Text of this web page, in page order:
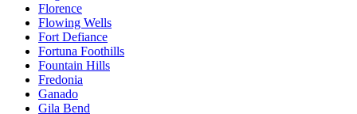
Florence
Flowing Wells
Fort Defiance
Fortuna Foothills
Fountain Hills
Fredonia
Ganado
Gila Bend